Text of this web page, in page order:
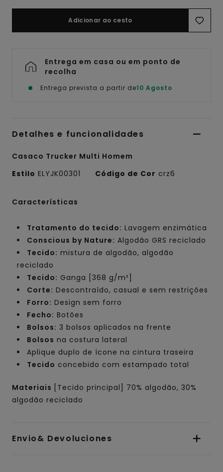
Adicionar ao cesto
Entrega em casa ou em ponto de
recolha
Entrega prevista a partir de10 Agosto
Detalhes e funcionalidades
Casaco Trucker Multi Homem
Estilo ELYJK00301 Código de Cor crz6
Características
Tratamento do tecido: Lavagem enzimática
Conscious by Nature: Algodão GRS reciclado
Tecido: mistura de algodão, algodão
reciclado
Tecido: Ganga [368 g/m²]
Corte: Descontraído, casual e sem restrições
Forro: Design sem forro
Fecho: Botões
Bolsos: 3 bolsos aplicados na frente
Bolsos na costura lateral
Aplique duplo de ícone na cintura traseira
Tecido concebido com estampado total
Materiais
[Tecido principal] 70% algodão, 30%
algodão reciclado
Envio& Devoluciones